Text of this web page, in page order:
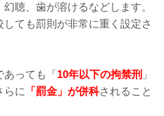
聴、歯が溶けるなどします。
ても罰則が非常に重く設定さ
っても「 10年以下の拘禁刑 」
らに 「罰金」が併科されること